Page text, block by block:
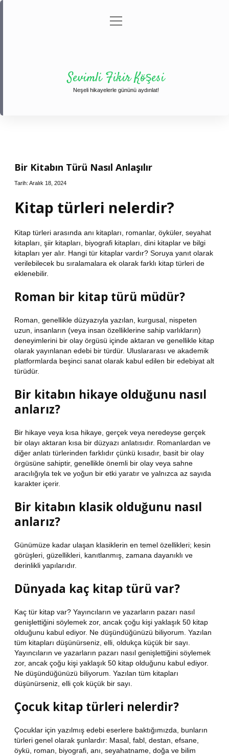
Gizlilik Politikası
menüyü
aç
Sevimli Fikir Köşesi
Neşeli hikayelerle gününü aydınlat!
Bir Kitabın Türü Nasıl Anlaşılır
Tarih: Aralık 18, 2024
Kitap türleri nelerdir?
Kitap türleri arasında anı kitapları, romanlar, öyküler, seyahat
kitapları, şiir kitapları, biyografi kitapları, dini kitaplar ve bilgi
kitapları yer alır. Hangi tür kitaplar vardır? Soruya yanıt olarak
verilebilecek bu sıralamalara ek olarak farklı kitap türleri de
eklenebilir.
Roman bir kitap türü müdür?
Roman, genellikle düzyazıyla yazılan, kurgusal, nispeten
uzun, insanların (veya insan özelliklerine sahip varlıkların)
deneyimlerini bir olay örgüsü içinde aktaran ve genellikle kitap
olarak yayınlanan edebi bir türdür. Uluslararası ve akademik
platformlarda beşinci sanat olarak kabul edilen bir edebiyat alt
türüdür.
Bir kitabın hikaye olduğunu nasıl
anlarız?
Bir hikaye veya kısa hikaye, gerçek veya neredeyse gerçek
bir olayı aktaran kısa bir düzyazı anlatısıdır. Romanlardan ve
diğer anlatı türlerinden farklıdır çünkü kısadır, basit bir olay
örgüsüne sahiptir, genellikle önemli bir olay veya sahne
aracılığıyla tek ve yoğun bir etki yaratır ve yalnızca az sayıda
karakter içerir.
Bir kitabın klasik olduğunu nasıl
anlarız?
Günümüze kadar ulaşan klasiklerin en temel özellikleri; kesin
görüşleri, güzellikleri, kanıtlanmış, zamana dayanıklı ve
derinlikli yapılarıdır.
Dünyada kaç kitap türü var?
Kaç tür kitap var? Yayıncıların ve yazarların pazarı nasıl
genişlettiğini söylemek zor, ancak çoğu kişi yaklaşık 50 kitap
olduğunu kabul ediyor. Ne düşündüğünüzü biliyorum. Yazılan
tüm kitapları düşünürseniz, elli, oldukça küçük bir sayı.
Yayıncıların ve yazarların pazarı nasıl genişlettiğini söylemek
zor, ancak çoğu kişi yaklaşık 50 kitap olduğunu kabul ediyor.
Ne düşündüğünüzü biliyorum. Yazılan tüm kitapları
düşünürseniz, elli çok küçük bir sayı.
Çocuk kitap türleri nelerdir?
Çocuklar için yazılmış edebi eserlere baktığımızda, bunların
türleri genel olarak şunlardır: Masal, fabl, destan, efsane,
öykü, roman, biyografi, anı, seyahatname, doğa ve bilim